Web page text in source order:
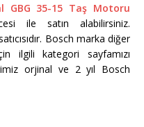
GBG 35-15 Taş Motoru
ile satın alabilirsiniz.
Bosch marka diğer
ilgili kategori sayfamızı
orjinal ve 2 yıl Bosch